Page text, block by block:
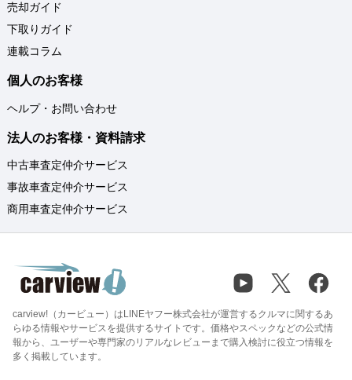
売却ガイド
下取りガイド
連載コラム
個人のお客様
ヘルプ・お問い合わせ
法人のお客様・資料請求
中古車査定仲介サービス
事故車査定仲介サービス
商用車査定仲介サービス
carview!（カービュー）はLINEヤフー株式会社が運営するクルマに関するあ
らゆる情報やサービスを提供するサイトです。価格やスペックなどの公式情
報から、ユーザーや専門家のリアルなレビューまで購入検討に役立つ情報を
多く掲載しています。